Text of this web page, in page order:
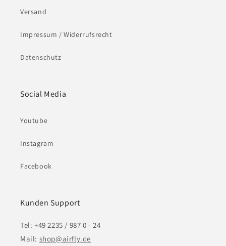
Versand
Impressum / Widerrufsrecht
Datenschutz
Social Media
Youtube
Instagram
Facebook
Kunden Support
Tel: +49 2235 / 987 0 - 24
Mail: shop@airfly.de